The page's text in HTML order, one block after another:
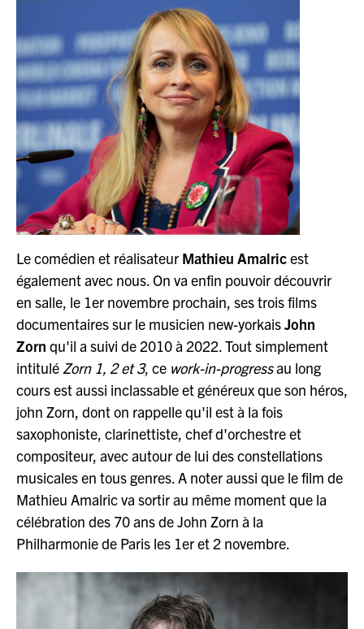
Le comédien et réalisateur Mathieu Amalricest
également avec nous. On va enfin pouvoir découvrir
en salle, le 1er novembre prochain, ses trois films
documentaires sur le musicien new-yorkaisJohn
Zorn qu'il a suivi de 2010 à 2022. Tout simplement
intitulé Zorn 1, 2 et 3, ce work-in-progressau long
cours est aussi inclassable et généreux que son héros,
john Zorn, dont on rappelle qu'il est à la fois
saxophoniste, clarinettiste, chef d'orchestre et
compositeur, avec autour de lui des constellations
musicales en tous genres. A noter aussi que le film de
Mathieu Amalric va sortir au même moment que la
célébration des 70 ans de John Zorn à la
Philharmonie de Paris les 1er et 2 novembre.